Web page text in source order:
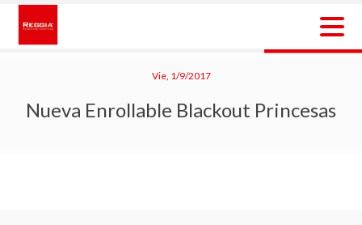
Skip
content
Vie, 1/9/2017
Nueva Enrollable Blackout Princesas